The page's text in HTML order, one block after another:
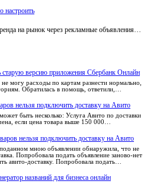
настроить
на рынок через рекламные объявления…
старую версию приложения Сбербанк Онлайн
могу расходы по картам разнести нормально,
Обратилась в помощь, ответили,…
нельзя подключить доставку на Авито
быть несколько: Услуга Авито по доставки
если цена товара выше 150 000…
нельзя подключить доставку на Авито
мною объявлении обнаружила, что не
Попробовала подать объявление заново-нет
авито-доставку. Попробовала подать…
названий для бизнеса онлайн